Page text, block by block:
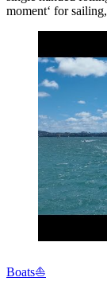
moment‘ for
Boats⛵️